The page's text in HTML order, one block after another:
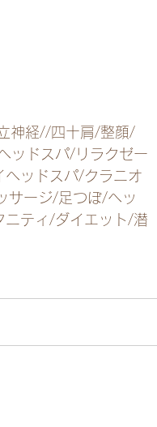
神経//四十肩/整顔/
ッドスパ/リラクゼー
ッドスパ/クラニオ
サージ/足つぼ/ヘッ
ニティ/ダイエット/潜